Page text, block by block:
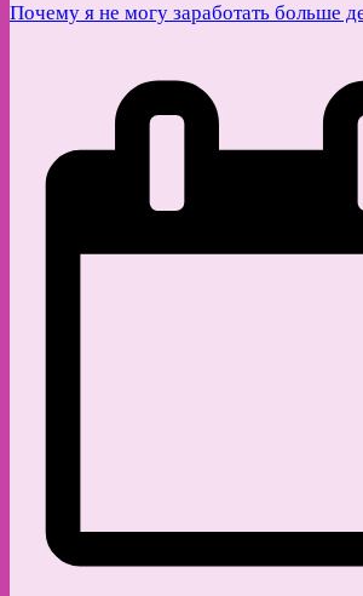
Почему я не могу заработать больше